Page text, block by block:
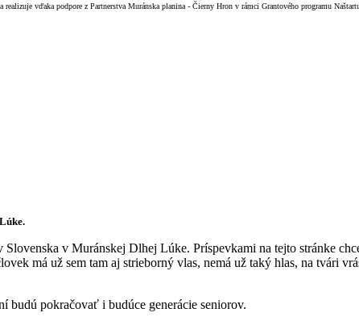
realizuje vďaka podpore z Partnerstva Muránska planina - Čierny Hron v rámci Grantového programu
v Muránskej Dlhej Lúke. Príspevkami na tejto stránke
má už sem tam aj strieborný vlas, nemá už taký hlas, na tvári
budú pokračovať i budúce generácie seniorov.